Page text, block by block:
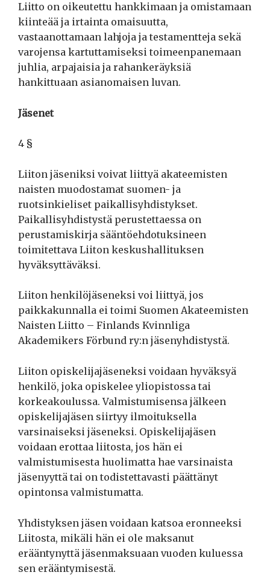
Liitto on oikeutettu hankkimaan ja omistamaan
kiinteää ja irtainta omaisuutta,
vastaanottamaan lahjoja ja testamentteja sekä
varojensa kartuttamiseksi toimeenpanemaan
juhlia, arpajaisia ja rahankeräyksiä
hankittuaan asianomaisen luvan.
Jäsenet
4 §
Liiton jäseniksi voivat liittyä akateemisten
naisten muodostamat suomen- ja
ruotsinkieliset paikallisyhdistykset.
Paikallisyhdistystä perustettaessa on
perustamiskirja sääntöehdotuksineen
toimitettava Liiton keskushallituksen
hyväksyttäväksi.
Liiton henkilöjäseneksi voi liittyä, jos
paikkakunnalla ei toimi Suomen Akateemisten
Naisten Liitto – Finlands Kvinnliga
Akademikers Förbund ry:n jäsenyhdistystä.
Liiton opiskelijajäseneksi voidaan hyväksyä
henkilö, joka opiskelee yliopistossa tai
korkeakoulussa. Valmistumisensa jälkeen
opiskelijajäsen siirtyy ilmoituksella
varsinaiseksi jäseneksi. Opiskelijajäsen
voidaan erottaa liitosta, jos hän ei
valmistumisesta huolimatta hae varsinaista
jäsenyyttä tai on todistettavasti päättänyt
opintonsa valmistumatta.
Yhdistyksen jäsen voidaan katsoa eronneeksi
Liitosta, mikäli hän ei ole maksanut
erääntynyttä jäsenmaksuaan vuoden kuluessa
sen erääntymisestä.